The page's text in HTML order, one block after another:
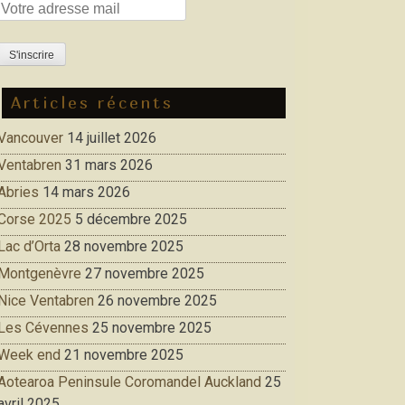
Articles récents
14 juillet 2026
31 mars 2026
14 mars 2026
2025 5 décembre 2025
Lac d’Orta 28 novembre 2025
Montgenèvre 27 novembre 2025
Nice Ventabren 26 novembre 2025
Les Cévennes 25 novembre 2025
end 21 novembre 2025
Peninsule Coromandel Auckland 25